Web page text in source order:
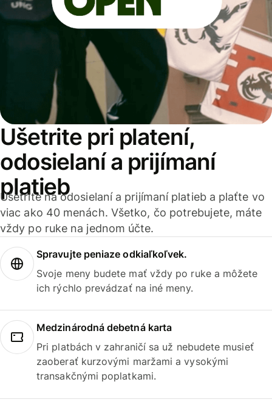
Ušetrite pri platení,
odosielaní a prijímaní
platieb
Ušetrite na odosielaní a prijímaní platieb a plaťte vo
viac ako 40 menách. Všetko, čo potrebujete, máte
vždy po ruke na jednom účte.
Spravujte peniaze odkiaľkoľvek.
Svoje meny budete mať vždy po ruke a môžete
ich rýchlo prevádzať na iné meny.
Medzinárodná debetná karta
Pri platbách v zahraničí sa už nebudete musieť
zaoberať kurzovými maržami a vysokými
transakčnými poplatkami.